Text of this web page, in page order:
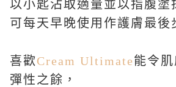
以小匙沾取適量並以指腹塗
可每天早晚使用作護膚最後
喜歡Cream Ultimate能令肌
彈性之餘，